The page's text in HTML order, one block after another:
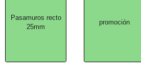
Pasamuros recto
25mm
promoción